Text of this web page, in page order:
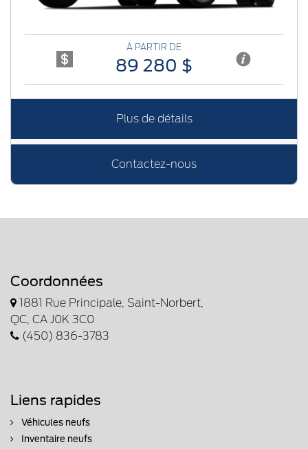
À PARTIR DE
89 280 $
Plus de détails
Contactez-nous
Coordonnées
1881 Rue Principale, Saint-Norbert,
QC, CA J0K 3C0
(450) 836-3783
Liens rapides
Véhicules neufs
Inventaire neufs